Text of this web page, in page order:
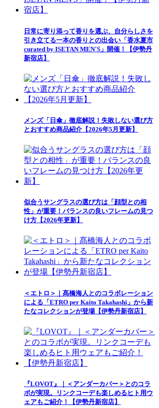
日常に寄り添って香りを選ぶ、自分らしさを
引き立てる一本の香りとの出会い「香水夏市
curated by ISETAN MEN'S」開催！【伊勢丹
新宿店】
メンズ「日傘」徹底解説！失敗しない選び方
とおすすめ商品紹介【2026年5月更新】
似合うサングラスの選び方は「顔型との相
性」が重要！バランスの良いフレームの見つ
け方【2026年更新】
＜エトロ＞｜髙橋海人とのコラボレーション
による「ETRO per Kaito Takahashi」から新
たなコレクションが登場【伊勢丹新宿店】
『LOVOT』｜＜アンダーカバー＞とのコラ
ボが実現。リンクコーデも楽しめるヒト用ウ
ェアもご紹介！【伊勢丹新宿店】